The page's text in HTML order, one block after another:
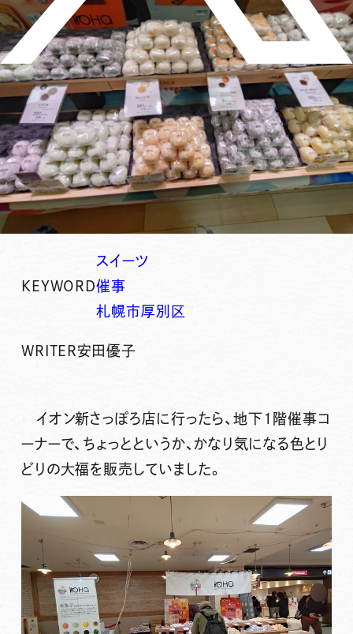
KEYWORD
スイーツ
催事
札幌市厚別区
WRITER安田優子
イオン新さっぽろ店に行ったら、地下1階催事コ
ーナーで、ちょっとというか、かなり気になる色とり
どりの大福を販売していました。